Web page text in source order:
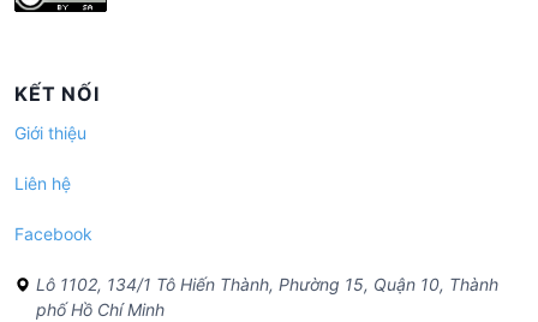
KẾT NỐI
Giới thiệu
Liên hệ
Facebook
Lô 1102, 134/1 Tô Hiến Thành, Phường 15, Quận 10, Thành
phố Hồ Chí Minh